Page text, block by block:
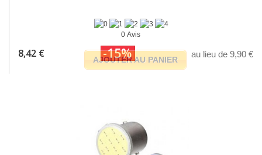
0 Avis
8,42 € au lieu de 9,90 €
-15%
AJOUTER AU PANIER